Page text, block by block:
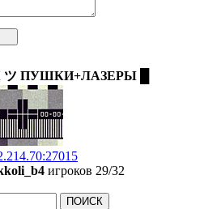
ツ ПУШКИ+ЛАЗЕРЫ █
игроков 29/32